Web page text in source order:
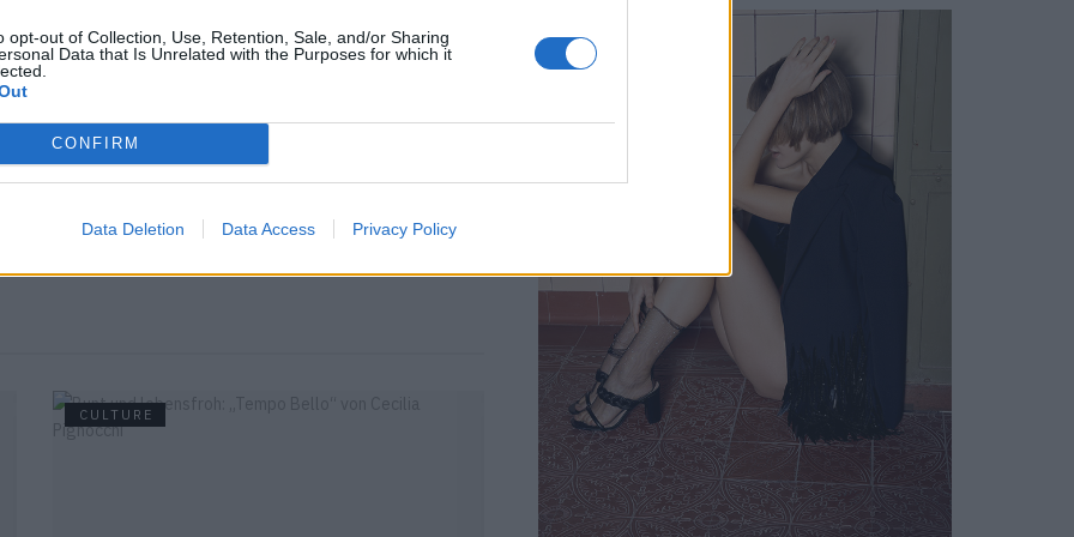
opt-out of Collection, Use, Retention, Sale, and/or Sharing
Data that Is Unrelated with the Purposes for which it
CONFIRM
Data Deletion Data Access Privacy Policy
Dreh, die Kosten schiessen raketenartig übers
blaulippig absäuft, heulen die Massen, dass
Elf Oscars ist der Wahnsinn der Academy wert,
aus, um „Titanic“ zu sehen (wenn wohl auch
bis 2009 besteht. Bis James Cameron mit
CULTURE